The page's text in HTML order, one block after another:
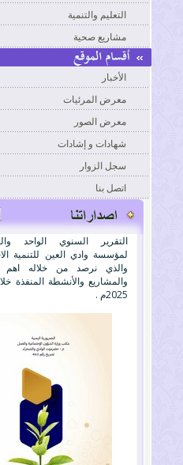
التعليم والتنمية
مشاريع صحية
الأخبار
معرض المرئيات
معرض الصور
شهادات و إشادات
سجل الزوار
اتصل بنا
التقرير السنوي الواحد
لمؤسسة وادي العين للتنمية
والذي نرصد من خلاله اهم
والمشاريع والأنشطة المنفذة
2025م .